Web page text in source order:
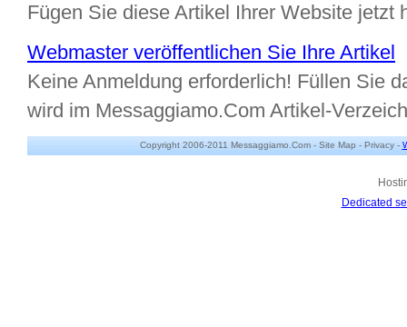
Fügen Sie diese Artikel Ihrer Website jetzt
Webmaster veröffentlichen Sie Ihre Artikel
Keine Anmeldung erforderlich! Füllen Sie
wird im Messaggiamo.Com Artikel-
Copyright 2006-2011 Messaggiamo.Com - Site Map - Privacy-
Dedicated